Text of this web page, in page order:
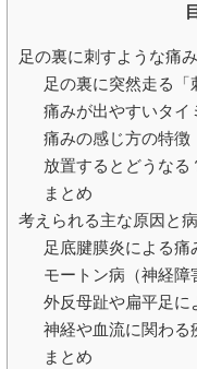
足の裏に刺すような痛
足の裏に突然走る
痛みが出やすいタイ
痛みの感じ方の特徴
放置するとどうなる
まとめ
考えられる主な原因と
足底腱膜炎による痛
モートン病（神経障
外反母趾や扁平足に
神経や血流に関わる
まとめ